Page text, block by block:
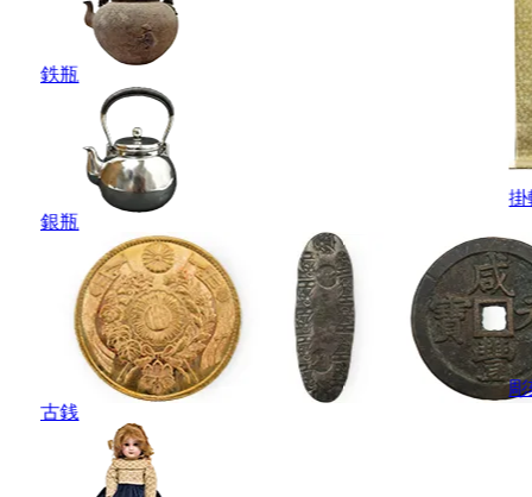
鉄瓶
銀瓶
古銭
掛
彫